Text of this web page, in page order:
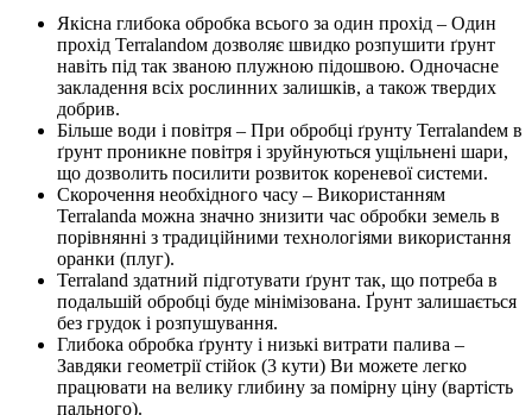
Якісна глибока обробка всього за один прохід – Один
прохід Terralandом дозволяє швидко розпушити ґрунт
навіть під так званою плужною підошвою. Одночасне
закладення всіх рослинних залишків, а також твердих
добрив.
Більше води і повітря – При обробці ґрунту Terralandем в
ґрунт проникне повітря і зруйнуються ущільнені шари,
що дозволить посилити розвиток кореневої системи.
Скорочення необхідного часу – Використанням
Terralandа можна значно знизити час обробки земель в
порівнянні з традиційними технологіями використання
оранки (плуг).
Terraland здатний підготувати ґрунт так, що потреба в
подальшій обробці буде мінімізована. Ґрунт залишається
без грудок і розпушування.
Глибока обробка ґрунту і низькі витрати палива –
Завдяки геометрії стійок (3 кути) Ви можете легко
працювати на велику глибину за помірну ціну (вартість
пального).